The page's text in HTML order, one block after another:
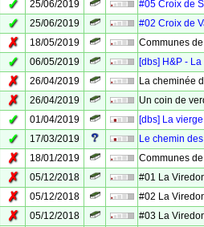
✓ 25/06/2019
#05 Croix de
✓ 25/06/2019
#02 Croix de
✗ 18/05/2019
Communes
✓ 06/05/2019
[dbs] H&P -
✗ 26/04/2019
La cheminée
✗ 26/04/2019
Un coin de
✓ 01/04/2019
[dbs] La
✓ 17/03/2019
Le chemin
✗ 18/01/2019
Communes
✗ 05/12/2018
#01 La
✗ 05/12/2018
#02 La
✗ 05/12/2018
#03 La